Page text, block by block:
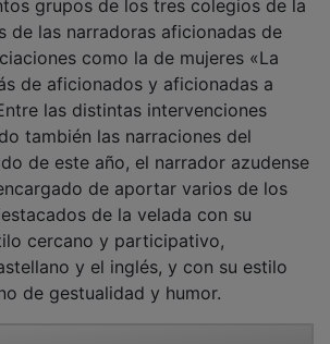
de las narradoras aficionadas de
como la de mujeres «La
de aficionados y aficionadas a
las distintas intervenciones
también las narraciones del
de este año, el narrador azudense
de aportar varios de los
de la velada con su
cercano y participativo,
y el inglés, y con su estilo
de gestualidad y humor.